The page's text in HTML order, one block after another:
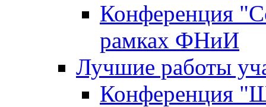
Конференция
рамках ФНиИ
Лучшие работы
Конференция